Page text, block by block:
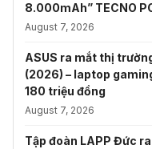
8.000mAh” TECNO
August 7, 2026
ASUS ra mắt thị
(2026) – laptop
180 triệu đồng
August 7, 2026
Tập đoàn LAPP Đức